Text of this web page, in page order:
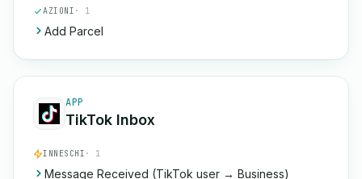
AZIONI · 1
Add Parcel
APP
TikTok Inbox
INNESCHI · 1
Message Received (TikTok user → Business)